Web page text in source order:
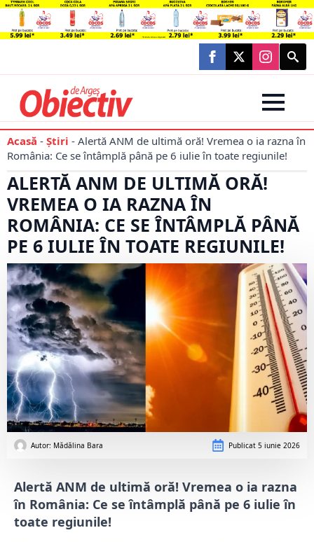
Search
for:
Acasă - Știri - Alertă ANM de ultimă oră! Vremea o ia razna în
România: Ce se întâmplă până pe 6 iulie în toate regiunile!
ALERTĂ ANM DE ULTIMĂ ORĂ!
VREMEA O IA RAZNA ÎN
ROMÂNIA: CE SE ÎNTÂMPLĂ PÂNĂ
PE 6 IULIE ÎN TOATE REGIUNILE!
Autor: Mădălina Bara Publicat 5 iunie 2026
Alertă ANM de ultimă oră! Vremea o ia razna
în România: Ce se întâmplă până pe 6 iulie în
toate regiunile!